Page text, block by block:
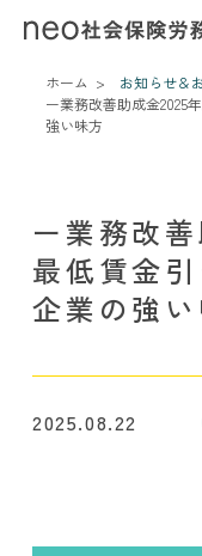
ホーム お知らせ＆
ー業務改善助成金2025
強い味方
ー業務改
最低賃金
企業の強
2025.08.22